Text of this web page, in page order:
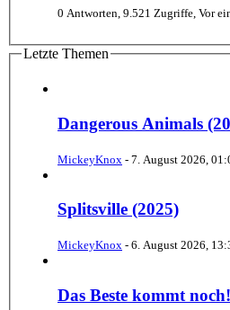
0 Antworten, 9.521 Zugriffe, Vor
Letzte Themen
Dangerous Animals
MickeyKnox - 7. August 2026,
Splitsville (2025)
MickeyKnox - 6. August 2026,
Das Beste kommt